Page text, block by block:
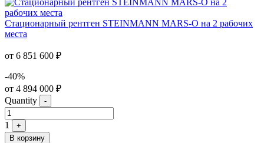
Стационарный рентген STEINMANN MARS-O на 2 рабочих
места
от 6 851 600 ₽
-40%
от 4 894 000 ₽
Quantity
-
1
+
В корзину